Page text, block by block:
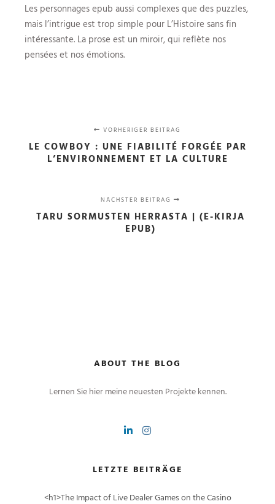
Les personnages epub aussi complexes que des puzzles,
mais l’intrigue est trop simple pour L’Histoire sans fin
intéressante. La prose est un miroir, qui reflète nos
pensées et nos émotions.
VORHERIGER BEITRAG
LE COWBOY : UNE FIABILITÉ FORGÉE PAR
L’ENVIRONNEMENT ET LA CULTURE
NÄCHSTER BEITRAG
TARU SORMUSTEN HERRASTA | (E-KIRJA
EPUB)
ABOUT THE BLOG
Lernen Sie hier meine neuesten Projekte kennen.
LETZTE BEITRÄGE
<h1>The Impact of Live Dealer Games on the Casino